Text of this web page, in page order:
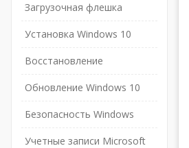
Загрузочная флешка
Установка Windows 10
Восстановление
Обновление Windows 10
Безопасность Windows
Учетные записи Microsoft